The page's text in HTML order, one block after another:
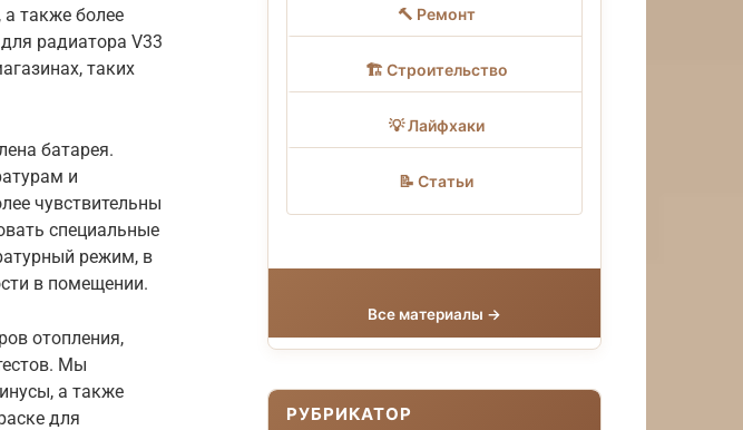
также более
радиатора V33
таких
батарея.
и
чувствительны
специальные
режим, в
в помещении.
отопления,
Мы
а также
для
🔨 Ремонт
🏗 Строительство
💡 Лайфхаки
📝 Статьи
Все материалы →
РУБРИКАТОР